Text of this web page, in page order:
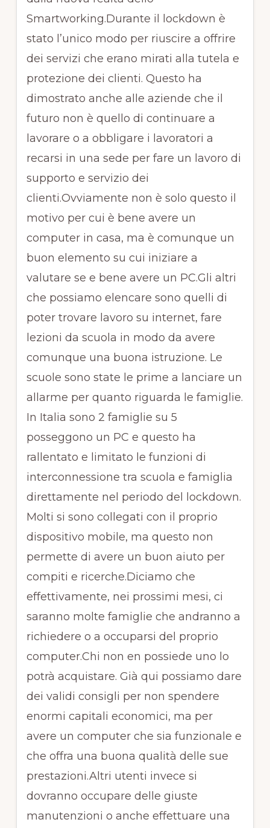
Smartworking.Durante il lockdown è
stato l’unico modo per riuscire a offrire
dei servizi che erano mirati alla tutela e
protezione dei clienti. Questo ha
dimostrato anche alle aziende che il
futuro non è quello di continuare a
lavorare o a obbligare i lavoratori a
recarsi in una sede per fare un lavoro di
supporto e servizio dei
clienti.Ovviamente non è solo questo il
motivo per cui è bene avere un
computer in casa, ma è comunque un
buon elemento su cui iniziare a
valutare se e bene avere un PC.Gli altri
che possiamo elencare sono quelli di
poter trovare lavoro su internet, fare
lezioni da scuola in modo da avere
comunque una buona istruzione. Le
scuole sono state le prime a lanciare un
allarme per quanto riguarda le famiglie.
In Italia sono 2 famiglie su 5
posseggono un PC e questo ha
rallentato e limitato le funzioni di
interconnessione tra scuola e famiglia
direttamente nel periodo del lockdown.
Molti si sono collegati con il proprio
dispositivo mobile, ma questo non
permette di avere un buon aiuto per
compiti e ricerche.Diciamo che
effettivamente, nei prossimi mesi, ci
saranno molte famiglie che andranno a
richiedere o a occuparsi del proprio
computer.Chi non en possiede uno lo
potrà acquistare. Già qui possiamo dare
dei validi consigli per non spendere
enormi capitali economici, ma per
avere un computer che sia funzionale e
che offra una buona qualità delle sue
prestazioni.Altri utenti invece si
dovranno occupare delle giuste
manutenzioni o anche effettuare una